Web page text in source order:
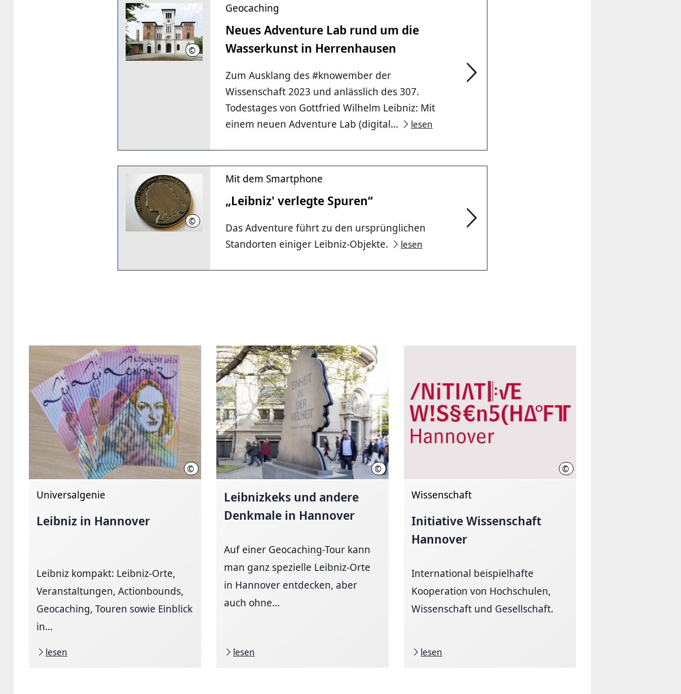
© Frank Aussieker
Geocaching
Neues Adventure Lab rund um die
Wasserkunst in Herrenhausen
Zum Ausklang des #knowember der
Wissenschaft 2023 und anlässlich des 307.
Todestages von Gottfried Wilhelm Leibniz: Mit
einem neuen Adventure Lab (digital...
lesen
© LHH/Franziska Gilli
Mit dem Smartphone
„Leibniz' verlegte Spuren“
Das Adventure führt zu den ursprünglichen
Standorten einiger Leibniz-Objekte.
lesen
© LHH
Universalgenie
Leibniz in Hannover
Leibniz kompakt: Leibniz-Orte,
Veranstaltungen, Actionbounds,
Geocaching, Touren sowie Einblick
in...
lesen
© LHH/China Hopson
Leibnizkeks und andere
Denkmale in Hannover
Auf einer Geocaching-Tour kann
man ganz spezielle Leibniz-Orte
in Hannover entdecken, aber
auch ohne...
lesen
© Initiative Wissenschaft Hannover
Wissenschaft
Initiative Wissenschaft
Hannover
International beispielhafte
Kooperation von Hochschulen,
Wissenschaft und Gesellschaft.
lesen